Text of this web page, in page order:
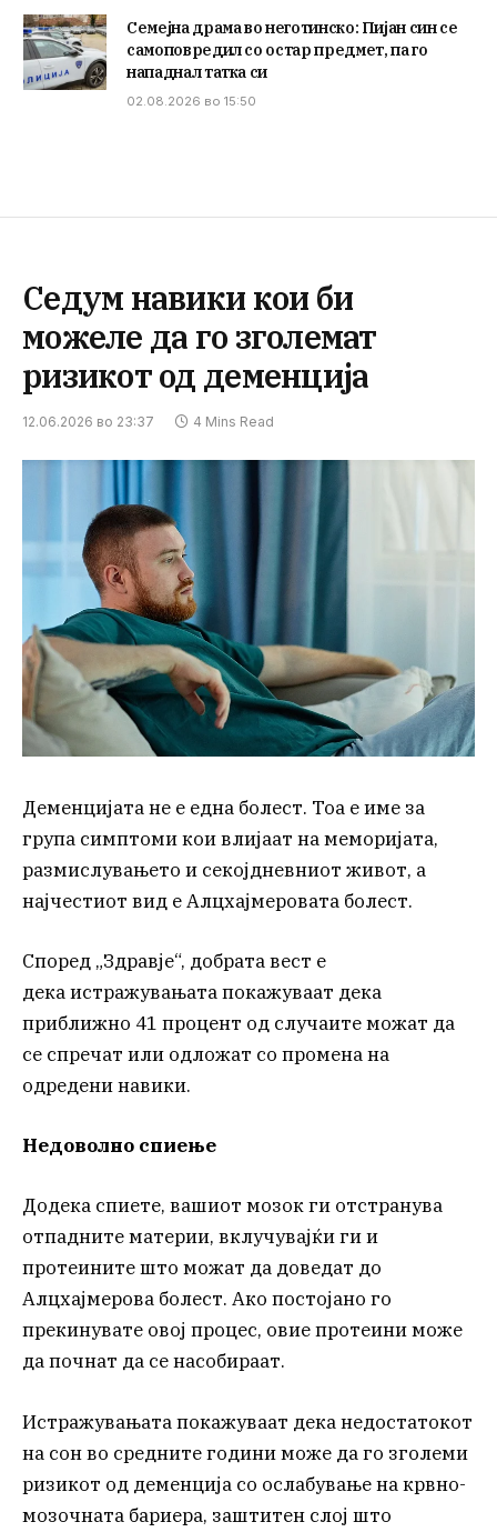
Семејна драма во неготинско: Пијан син се
самоповредил со остар предмет, па го
нападнал татка си
02.08.2026 во 15:50
Седум навики кои би
можеле да го зголемат
ризикот од деменција
12.06.2026 во 23:37 4 Mins Read
Деменцијата не е една болест. Тоа е име за
група симптоми кои влијаат на меморијата,
размислувањето и секојдневниот живот, а
најчестиот вид е Алцхајмеровата болест.
Според „Здравје“, добрата вест е
дека истражувањата покажуваат дека
приближно 41 процент од случаите можат да
се спречат или одложат со промена на
одредени навики.
Недоволно спиење
Додека спиете, вашиот мозок ги отстранува
отпадните материи, вклучувајќи ги и
протеините што можат да доведат до
Алцхајмерова болест. Ако постојано го
прекинувате овој процес, овие протеини може
да почнат да се насобираат.
Истражувањата покажуваат дека недостатокот
на сон во средните години може да го зголеми
ризикот од деменција со ослабување на крвно-
мозочната бариера, заштитен слој што